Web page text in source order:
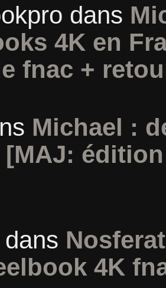
dans
4K en
fnac +
Michael :
[MAJ:
dans
4K